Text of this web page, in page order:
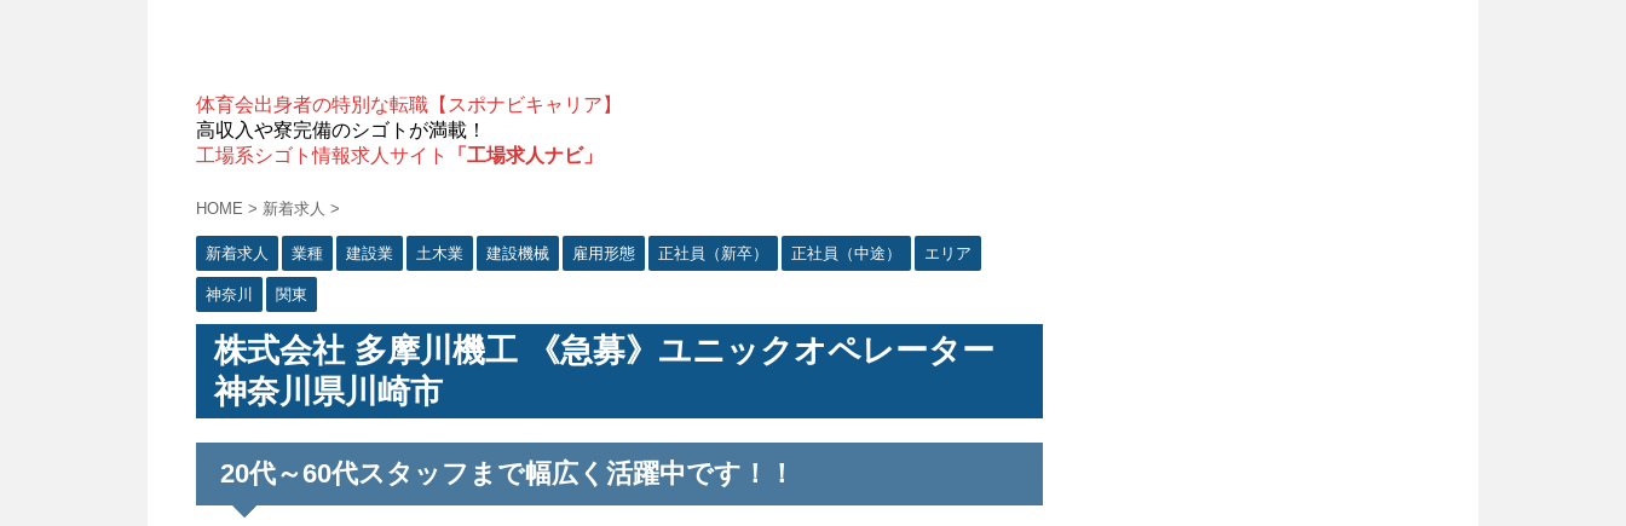
体育会出身者の特別な転職【スポナビキャリア】
高収入や寮完備のシゴトが満載！
工場系シゴト情報求人サイト
「工場求人ナビ」
HOME > 新着求人 >
新着求人 業種 建設業 土木業 建設機械 雇用形態 正社員（新卒） 正社員（中途） エリア
神奈川 関東
株式会社 多摩川機工 《急募》ユニックオペレーター
神奈川県川崎市
20代～60代スタッフまで幅広く活躍中です！！